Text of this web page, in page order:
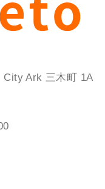
City Ark 三木町 1A